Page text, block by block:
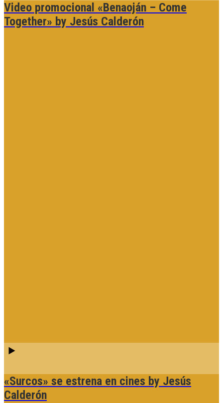
Video promocional «Benaoján – Come
Together» by Jesús Calderón
«Surcos» se estrena en cines by Jesús
Calderón